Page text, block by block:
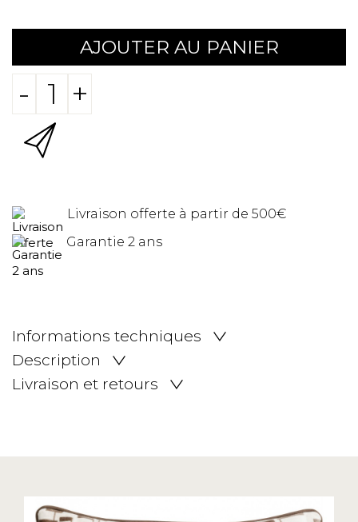
AJOUTER AU PANIER
- +
Livraison offerte à partir de 500€
Garantie 2 ans
Informations techniques
Description
Livraison et retours